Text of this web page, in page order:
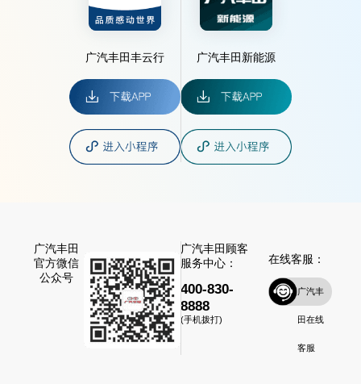
广汽丰田丰云行 广汽丰田新能源
广汽丰田
官方微信
公众号
广汽丰田顾客
服务中心：
400-830-
8888
(手机拨打)
在线客服：
广汽丰
田在线
客服